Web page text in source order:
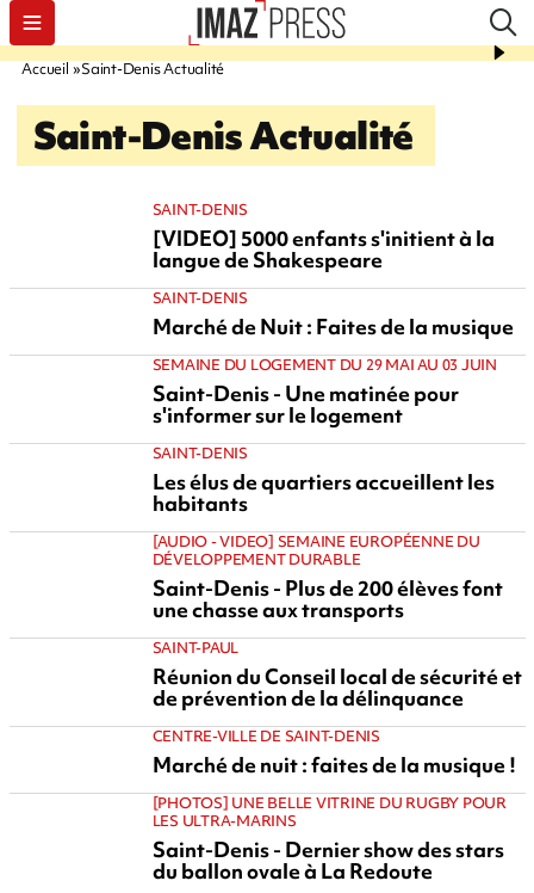
Accueil Saint-Denis Actualité
Saint-Denis Actualité
SAINT-DENIS
[VIDEO] 5000 enfants s'initient à la
langue de Shakespeare
SAINT-DENIS
Marché de Nuit : Faites de la musique
SEMAINE DU LOGEMENT DU 29 MAI AU 03 JUIN
Saint-Denis - Une matinée pour
s'informer sur le logement
SAINT-DENIS
Les élus de quartiers accueillent les
habitants
[AUDIO - VIDEO] SEMAINE EUROPÉENNE DU
DÉVELOPPEMENT DURABLE
Saint-Denis - Plus de 200 élèves font
une chasse aux transports
SAINT-PAUL
Réunion du Conseil local de sécurité et
de prévention de la délinquance
CENTRE-VILLE DE SAINT-DENIS
Marché de nuit : faites de la musique !
[PHOTOS] UNE BELLE VITRINE DU RUGBY POUR
LES ULTRA-MARINS
Saint-Denis - Dernier show des stars
du ballon ovale à La Redoute